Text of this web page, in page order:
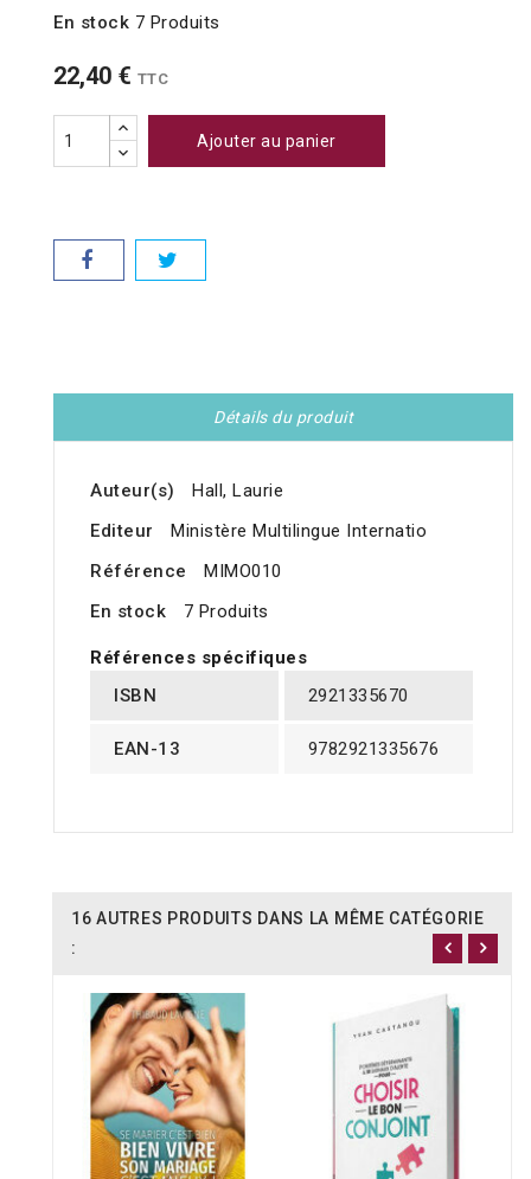
En stock 7 Produits
22,40 € TTC
Ajouter au panier
Détails du produit
Auteur(s)
Hall, Laurie
Editeur
Ministère Multilingue Internatio
Référence
MIMO010
En stock
7 Produits
Références spécifiques
ISBN
2921335670
EAN-13 9782921335676
16 AUTRES PRODUITS DANS LA MÊME CATÉGORIE
: